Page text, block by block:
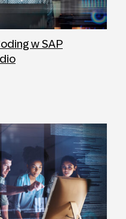
w SAP